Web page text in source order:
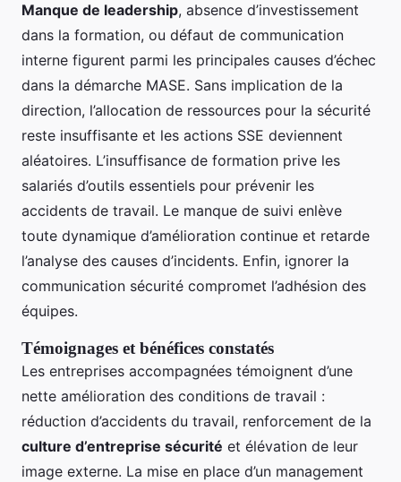
Manque de leadership, absence d’investissement
dans la formation, ou défaut de communication
interne figurent parmi les principales causes d’échec
dans la démarche MASE. Sans implication de la
direction, l’allocation de ressources pour la sécurité
reste insuffisante et les actions SSE deviennent
aléatoires. L’insuffisance de formation prive les
salariés d’outils essentiels pour prévenir les
accidents de travail. Le manque de suivi enlève
toute dynamique d’amélioration continue et retarde
l’analyse des causes d’incidents. Enfin, ignorer la
communication sécurité compromet l’adhésion des
équipes.
Témoignages et bénéfices constatés
Les entreprises accompagnées témoignent d’une
nette amélioration des conditions de travail :
réduction d’accidents du travail, renforcement de la
culture d’entreprise sécurité et élévation de leur
image externe. La mise en place d’un management